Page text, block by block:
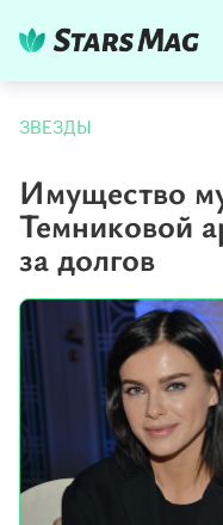
ЗВЕЗДЫ
Имущество
Темниковой
за долгов